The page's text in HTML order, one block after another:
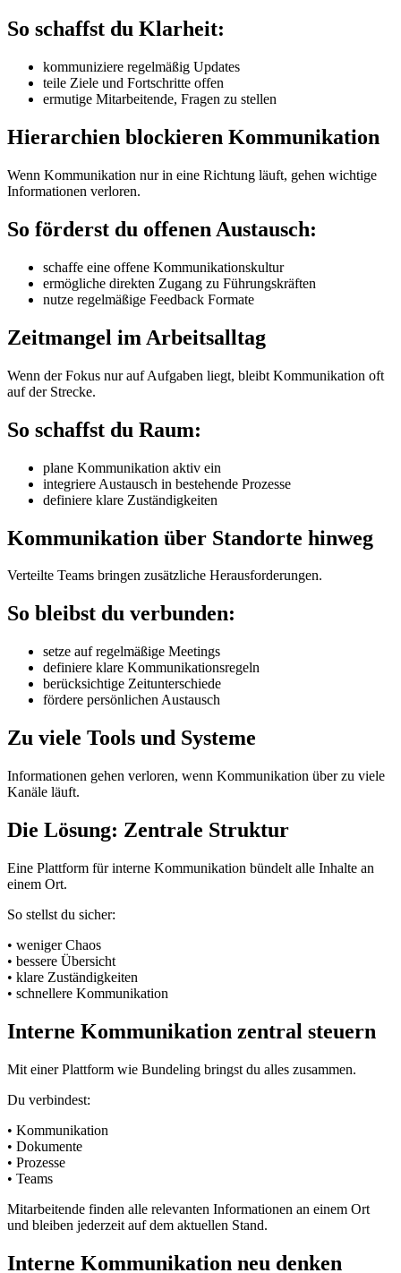
So schaffst du Klarheit:
kommuniziere regelmäßig Updates
teile Ziele und Fortschritte offen
ermutige Mitarbeitende, Fragen zu stellen
Hierarchien blockieren Kommunikation
Wenn Kommunikation nur in eine Richtung läuft, gehen wichtige
Informationen verloren.
So förderst du offenen Austausch:
schaffe eine offene Kommunikationskultur
ermögliche direkten Zugang zu Führungskräften
nutze regelmäßige Feedback Formate
Zeitmangel im Arbeitsalltag
Wenn der Fokus nur auf Aufgaben liegt, bleibt Kommunikation oft
auf der Strecke.
So schaffst du Raum:
plane Kommunikation aktiv ein
integriere Austausch in bestehende Prozesse
definiere klare Zuständigkeiten
Kommunikation über Standorte hinweg
Verteilte Teams bringen zusätzliche Herausforderungen.
So bleibst du verbunden:
setze auf regelmäßige Meetings
definiere klare Kommunikationsregeln
berücksichtige Zeitunterschiede
fördere persönlichen Austausch
Zu viele Tools und Systeme
Informationen gehen verloren, wenn Kommunikation über zu viele
Kanäle läuft.
Die Lösung: Zentrale Struktur
Eine Plattform für interne Kommunikation bündelt alle Inhalte an
einem Ort.
So stellst du sicher:
• weniger Chaos
• bessere Übersicht
• klare Zuständigkeiten
• schnellere Kommunikation
Interne Kommunikation zentral steuern
Mit einer Plattform wie Bundeling bringst du alles zusammen.
Du verbindest:
• Kommunikation
• Dokumente
• Prozesse
• Teams
Mitarbeitende finden alle relevanten Informationen an einem Ort
und bleiben jederzeit auf dem aktuellen Stand.
Interne Kommunikation neu denken